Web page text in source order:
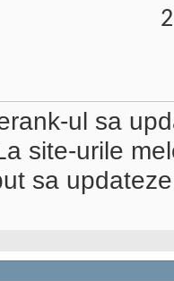
ul sa
site-urile
sa